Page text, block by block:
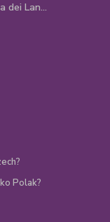
dei Lan...
Polak?